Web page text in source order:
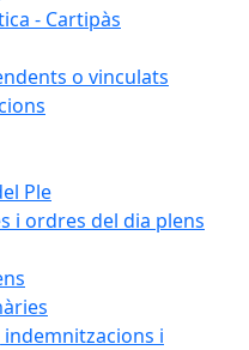
- Cartipàs
o vinculats
Ple
i ordres del dia plens
i